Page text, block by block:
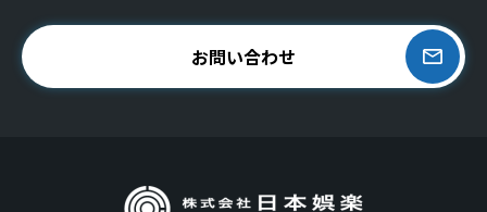
お問い合わせ